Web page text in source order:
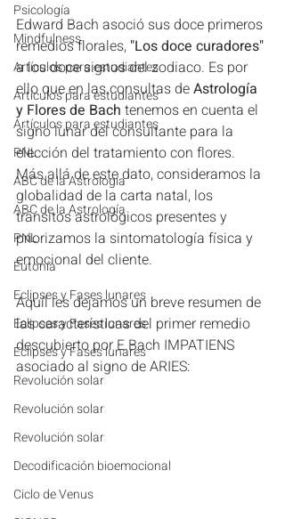
Psicología
Mindfulness
Artículos para estudiantes
Artículos para estudiantes
Artículos para estudiantes
PNL
ABC de la Astrología
ABC de la Astrología
PNL
Eutonía
Eclipses y Fases lunares
Eclipses y Fases lunares
Eclipses y Fases lunares
Revolución solar
Revolución solar
Revolución solar
Decodificación bioemocional
Ciclo de Venus
Edward Bach asoció sus doce primeros
remedios florales, "Los doce curadores"
a los doce signos del zodiaco. Es por
ello que en las consultas de Astrología
y Flores de Bach tenemos en cuenta el
signo lunar del consultante para la
elección del tratamiento con flores.
Más allá de este dato, consideramos la
globalidad de la carta natal, los
tránsitos astrológicos presentes y
priorizamos la sintomatología física y
emocional del cliente.
Aquíl les dejamos un breve resumen de
las características del primer remedio
descubierto por E.Bach IMPATIENS
asociado al signo de ARIES: